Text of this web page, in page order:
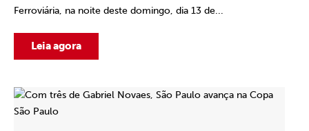
Ferroviária, na noite deste domingo, dia 13 de...
Leia agora